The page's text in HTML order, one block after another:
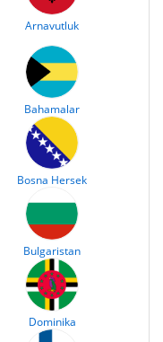
Arnavutluk
Bahamalar
Bosna Hersek
Bulgaristan
Dominika